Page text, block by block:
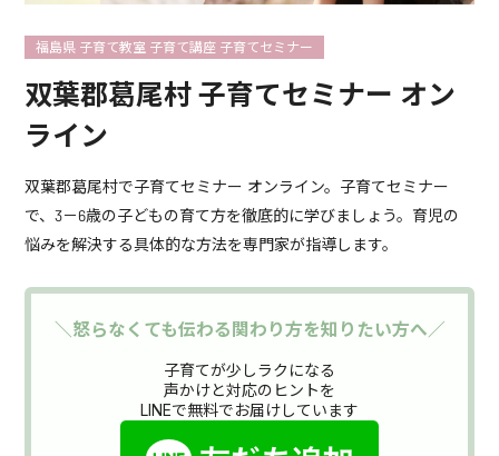
双葉郡葛尾村 子育てセミナー オン
ライン
双葉郡葛尾村で子育てセミナー オンライン。子育てセミナー
で、3－6歳の子どもの育て方を徹底的に学びましょう。育児の
悩みを解決する具体的な方法を専門家が指導します。
福島県 子育て教室 子育て講座 子育てセミナー
＼怒らなくても伝わる関わり方を知りたい方へ／
子育てが少しラクになる
声かけと対応のヒントを
LINEで無料でお届けしています